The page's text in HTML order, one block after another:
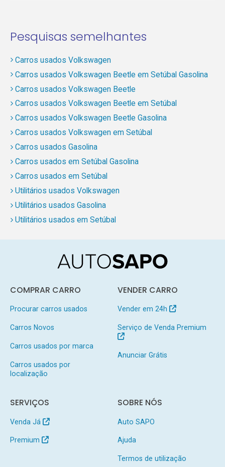
Pesquisas semelhantes
Carros usados Volkswagen
Carros usados Volkswagen Beetle em Setúbal Gasolina
Carros usados Volkswagen Beetle
Carros usados Volkswagen Beetle em Setúbal
Carros usados Volkswagen Beetle Gasolina
Carros usados Volkswagen em Setúbal
Carros usados Gasolina
Carros usados em Setúbal Gasolina
Carros usados em Setúbal
Utilitários usados Volkswagen
Utilitários usados Gasolina
Utilitários usados em Setúbal
COMPRAR CARRO
Procurar carros usados
Carros Novos
Carros usados por marca
Carros usados por
localização
VENDER CARRO
Vender em 24h
Serviço de Venda Premium
Anunciar Grátis
SERVIÇOS
Venda Já
Premium
SOBRE NÓS
Auto SAPO
Ajuda
Termos de utilização